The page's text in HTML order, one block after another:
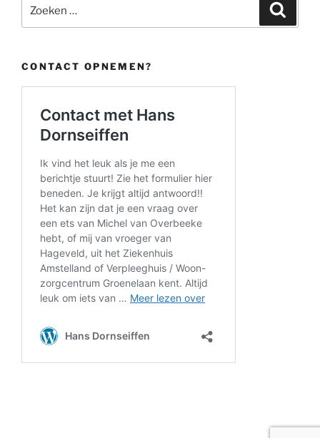
naar:
CONTACT OPNEMEN?